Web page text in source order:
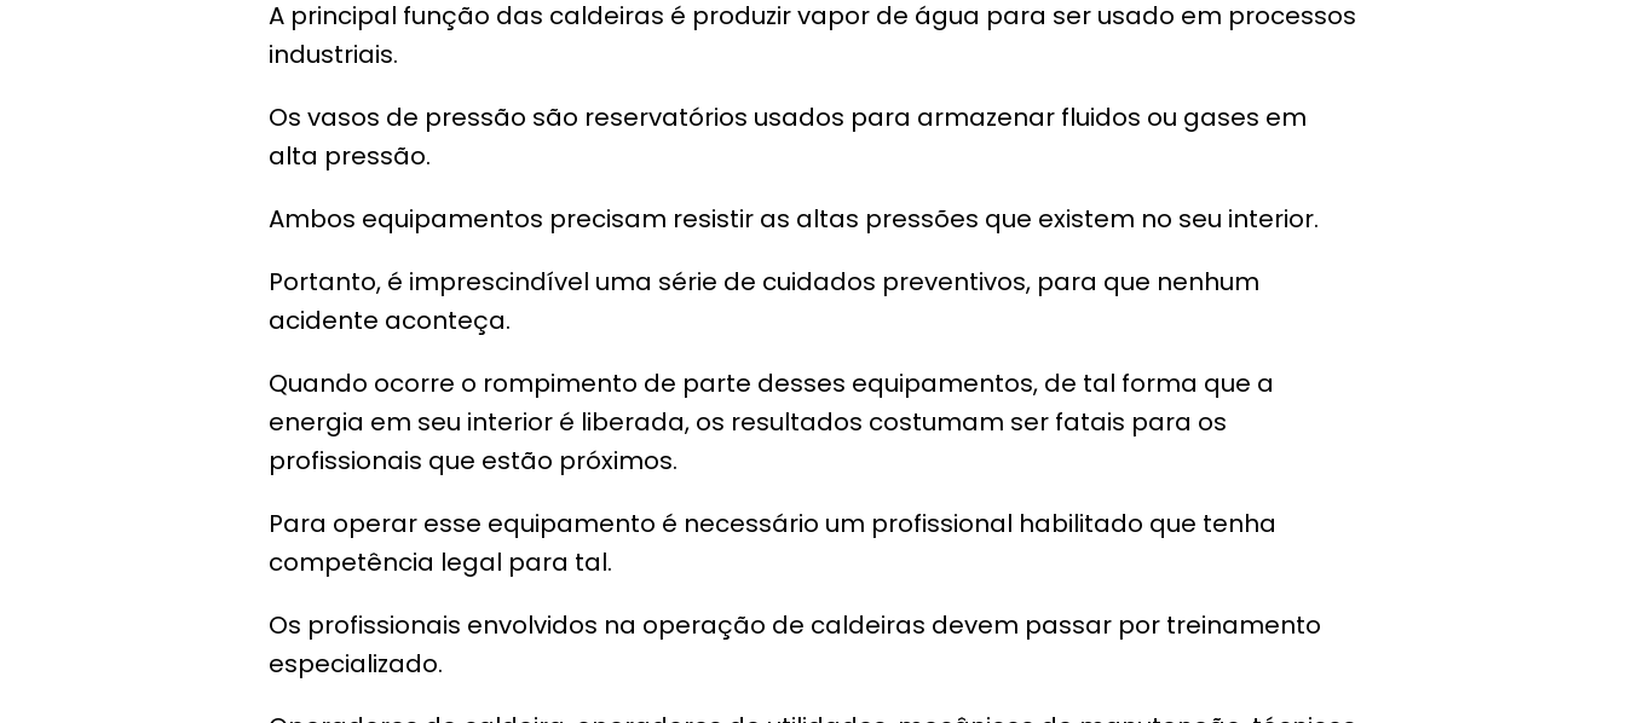
A principal função das caldeiras é produzir vapor de água para ser usado em processos
industriais.
Os vasos de pressão são reservatórios usados para armazenar fluidos ou gases em
alta pressão.
Ambos equipamentos precisam resistir as altas pressões que existem no seu interior.
Portanto, é imprescindível uma série de cuidados preventivos, para que nenhum
acidente aconteça.
Quando ocorre o rompimento de parte desses equipamentos, de tal forma que a
energia em seu interior é liberada, os resultados costumam ser fatais para os
profissionais que estão próximos.
Para operar esse equipamento é necessário um profissional habilitado que tenha
competência legal para tal.
Os profissionais envolvidos na operação de caldeiras devem passar por treinamento
especializado.